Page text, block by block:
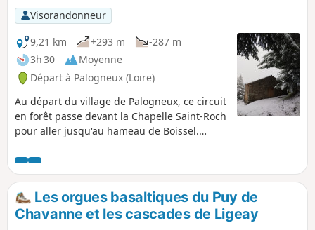
Visorandonneur
9,21 km
+293 m
-287 m
3h 30
Moyenne
Départ à Palogneux (Loire)
Au départ du village de Palogneux, ce circuit
en forêt passe devant la Chapelle Saint-Roch
pour aller jusqu'au hameau de Boissel.
Col du Las et celui de la Grande Roue.
Les orgues basaltiques du Puy de
Chavanne et les cascades de Ligeay